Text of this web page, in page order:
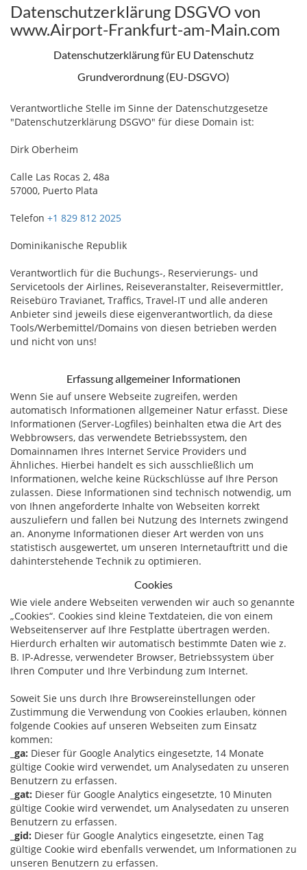
Datenschutzerklärung DSGVO von
www.Airport-Frankfurt-am-Main.com
Datenschutzerklärung für EU Datenschutz
Grundverordnung (EU-DSGVO)
Verantwortliche Stelle im Sinne der Datenschutzgesetze
"Datenschutzerklärung DSGVO" für diese Domain ist:
Dirk Oberheim
Calle Las Rocas 2, 48a
57000, Puerto Plata
Telefon +1 829 812 2025
Dominikanische Republik
Verantwortlich für die Buchungs-, Reservierungs- und
Servicetools der Airlines, Reiseveranstalter, Reisevermittler,
Reisebüro Travianet, Traffics, Travel-IT und alle anderen
Anbieter sind jeweils diese eigenverantwortlich, da diese
Tools/Werbemittel/Domains von diesen betrieben werden
und nicht von uns!
Erfassung allgemeiner Informationen
Wenn Sie auf unsere Webseite zugreifen, werden
automatisch Informationen allgemeiner Natur erfasst. Diese
Informationen (Server-Logfiles) beinhalten etwa die Art des
Webbrowsers, das verwendete Betriebssystem, den
Domainnamen Ihres Internet Service Providers und
Ähnliches. Hierbei handelt es sich ausschließlich um
Informationen, welche keine Rückschlüsse auf Ihre Person
zulassen. Diese Informationen sind technisch notwendig, um
von Ihnen angeforderte Inhalte von Webseiten korrekt
auszuliefern und fallen bei Nutzung des Internets zwingend
an. Anonyme Informationen dieser Art werden von uns
statistisch ausgewertet, um unseren Internetauftritt und die
dahinterstehende Technik zu optimieren.
Cookies
Wie viele andere Webseiten verwenden wir auch so genannte
„Cookies“. Cookies sind kleine Textdateien, die von einem
Webseitenserver auf Ihre Festplatte übertragen werden.
Hierdurch erhalten wir automatisch bestimmte Daten wie z.
B. IP-Adresse, verwendeter Browser, Betriebssystem über
Ihren Computer und Ihre Verbindung zum Internet.
Soweit Sie uns durch Ihre Browsereinstellungen oder
Zustimmung die Verwendung von Cookies erlauben, können
folgende Cookies auf unseren Webseiten zum Einsatz
kommen:
_ga: Dieser für Google Analytics eingesetzte, 14 Monate
gültige Cookie wird verwendet, um Analysedaten zu unseren
Benutzern zu erfassen.
_gat: Dieser für Google Analytics eingesetzte, 10 Minuten
gültige Cookie wird verwendet, um Analysedaten zu unseren
Benutzern zu erfassen.
_gid: Dieser für Google Analytics eingesetzte, einen Tag
gültige Cookie wird ebenfalls verwendet, um Informationen zu
unseren Benutzern zu erfassen.